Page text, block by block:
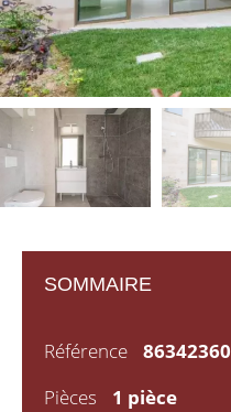
SOMMAIRE
Référence
86342360
Pièces
1 pièce